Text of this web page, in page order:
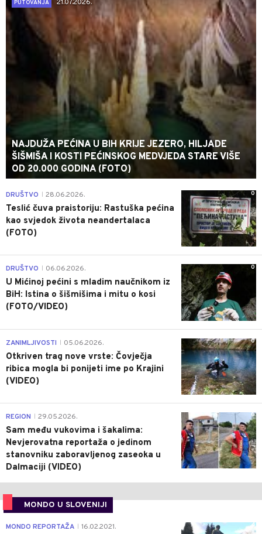
PUTOVANJA
21.07.2026.
NAJDUŽA PEĆINA U BIH KRIJE JEZERO, HILJADE
ŠIŠMIŠA I KOSTI PEĆINSKOG MEDVJEDA STARE VIŠE
OD 20.000 GODINA (FOTO)
0
DRUŠTVO 28.06.2026.
Teslić čuva praistoriju: Rastuška pećina
kao svjedok života neandertalaca
(FOTO)
0
DRUŠTVO 06.06.2026.
U Mićinoj pećini s mladim naučnikom iz
BiH: Istina o šišmišima i mitu o kosi
(FOTO/VIDEO)
0
ZANIMLJIVOSTI 05.06.2026.
Otkriven trag nove vrste: Čovječja
ribica mogla bi ponijeti ime po Krajini
(VIDEO)
0
REGION 29.05.2026.
Sam među vukovima i šakalima:
Nevjerovatna reportaža o jedinom
stanovniku zaboravljenog zaseoka u
Dalmaciji (VIDEO)
MONDO U SLOVENIJI
4
MONDO REPORTAŽA 16.02.2021.